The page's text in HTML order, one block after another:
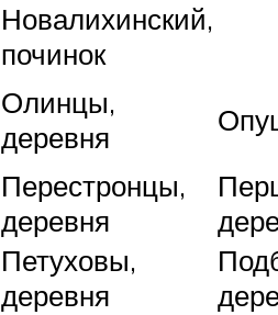
Новалихинский,
починок
Олинцы,
деревня
Перестронцы,
деревня
Петуховы,
деревня